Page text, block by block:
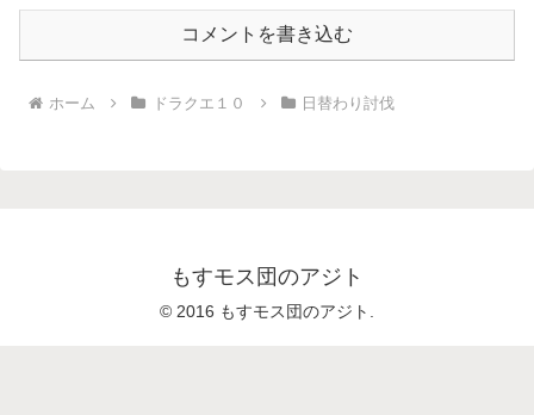
コメントを書き込む
ホーム ドラクエ１０ 日替わり討伐
もすモス団のアジト
© 2016 もすモス団のアジト.